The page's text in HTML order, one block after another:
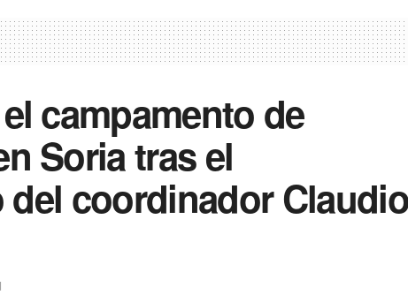
campamento de
Soria tras el
coordinador Claudio